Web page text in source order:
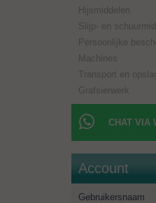
Hijsmiddelen
Slijp- en
Persoonlijke
Machines
Transport en
Grafsierwerk
CHAT VIA
Account
Gebruikersnaam